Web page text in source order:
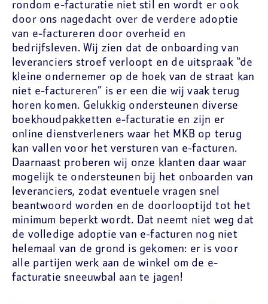
rondom e-facturatie niet stil en wordt er ook
door ons nagedacht over de verdere adoptie
van e-factureren door overheid en
bedrijfsleven. Wij zien dat de onboarding van
leveranciers stroef verloopt en de uitspraak “de
kleine ondernemer op de hoek van de straat kan
niet e-factureren” is er een die wij vaak terug
horen komen. Gelukkig ondersteunen diverse
boekhoudpakketten e-facturatie en zijn er
online dienstverleners waar het MKB op terug
kan vallen voor het versturen van e-facturen.
Daarnaast proberen wij onze klanten daar waar
mogelijk te ondersteunen bij het onboarden van
leveranciers, zodat eventuele vragen snel
beantwoord worden en de doorlooptijd tot het
minimum beperkt wordt. Dat neemt niet weg dat
de volledige adoptie van e-facturen nog niet
helemaal van de grond is gekomen: er is voor
alle partijen werk aan de winkel om de e-
facturatie sneeuwbal aan te jagen!